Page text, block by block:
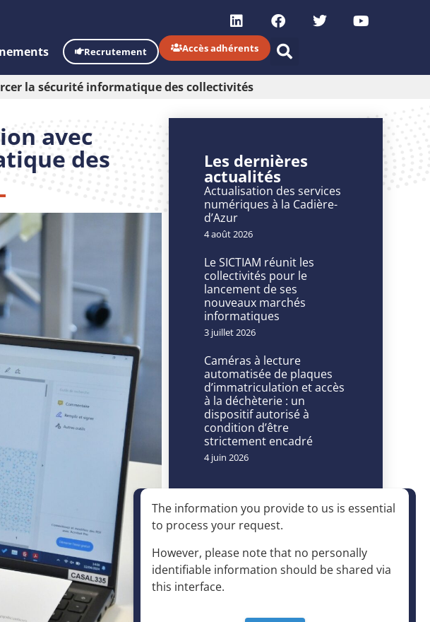
Recrutement Accès adhérents
la sécurité informatique des collectivités
avec
des Les dernières
actualités
Actualisation des services
numériques à la Cadière-
d’Azur
4 août 2026
Le SICTIAM réunit les
collectivités pour le
lancement de ses
nouveaux marchés
informatiques
3 juillet 2026
Caméras à lecture
automatisée de plaques
d’immatriculation et accès
à la déchèterie : un
dispositif autorisé à
condition d’être
strictement encadré
4 juin 2026
Accès rapide
The information you provide to us is essential
to process your request.
However, please note that no personally
identifiable information should be shared via
this interface.